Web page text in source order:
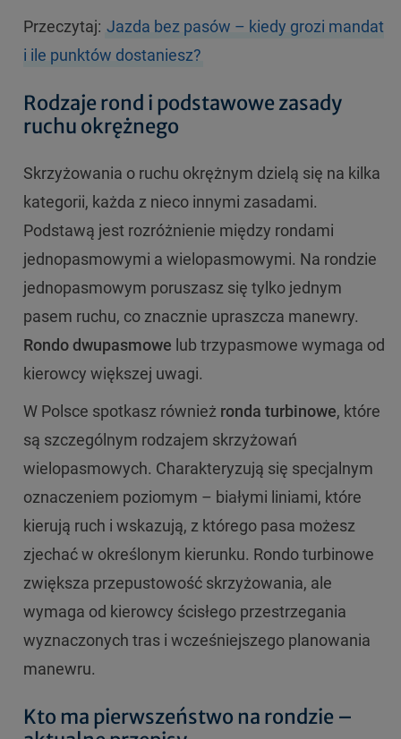
Przeczytaj: Jazda bez pasów – kiedy grozi mandat
i ile punktów dostaniesz?
Rodzaje rond i podstawowe zasady
ruchu okrężnego
Skrzyżowania o ruchu okrężnym dzielą się na kilka
kategorii, każda z nieco innymi zasadami.
Podstawą jest rozróżnienie między rondami
jednopasmowymi a wielopasmowymi. Na rondzie
jednopasmowym poruszasz się tylko jednym
pasem ruchu, co znacznie upraszcza manewry.
Rondo dwupasmowe lub trzypasmowe wymaga od
kierowcy większej uwagi.
W Polsce spotkasz również ronda turbinowe, które
są szczególnym rodzajem skrzyżowań
wielopasmowych. Charakteryzują się specjalnym
oznaczeniem poziomym – białymi liniami, które
kierują ruch i wskazują, z którego pasa możesz
zjechać w określonym kierunku. Rondo turbinowe
zwiększa przepustowość skrzyżowania, ale
wymaga od kierowcy ścisłego przestrzegania
wyznaczonych tras i wcześniejszego planowania
manewru.
Kto ma pierwszeństwo na rondzie –